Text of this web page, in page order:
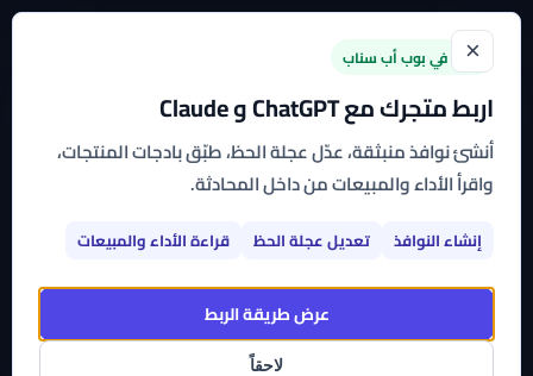
×
جديد في بوب أب سناب
اربط متجرك مع ChatGPT و Claude
أنشئ نوافذ منبثقة، عدّل عجلة الحظ، طبّق بادجات المنتجات،
واقرأ الأداء والمبيعات من داخل المحادثة.
إنشاء النوافذ تعديل عجلة الحظ قراءة الأداء والمبيعات
عرض طريقة الربط
لاحقاً
الرئيسية ← القوالب ← عروض وتخفيضات المنتجات
عروض وتخفيضات المنتجات
اشترك بأي تطبيق من تطبيقات بوب أب سناب وتمتع بباقة
متنوعة من القوالب الجاهزة، عالية التخصيص، التي
يمكنك البدء في استخدامها على متجرك الآن